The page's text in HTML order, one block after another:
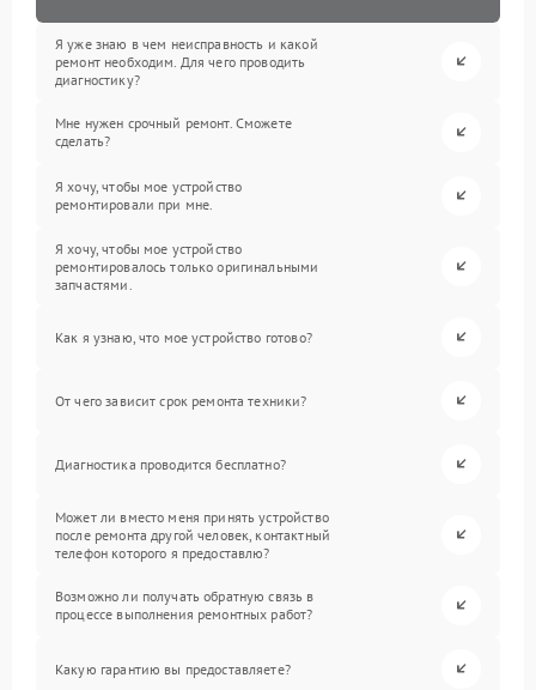
Я уже знаю в чем неисправность и какой
ремонт необходим. Для чего проводить
диагностику?
Мне нужен срочный ремонт. Сможете
сделать?
Я хочу, чтобы мое устройство
ремонтировали при мне.
Я хочу, чтобы мое устройство
ремонтировалось только оригинальными
запчастями.
Как я узнаю, что мое устройство готово?
От чего зависит срок ремонта техники?
Диагностика проводится бесплатно?
Может ли вместо меня принять устройство
после ремонта другой человек, контактный
телефон которого я предоставлю?
Возможно ли получать обратную связь в
процессе выполнения ремонтных работ?
Какую гарантию вы предоставляете?